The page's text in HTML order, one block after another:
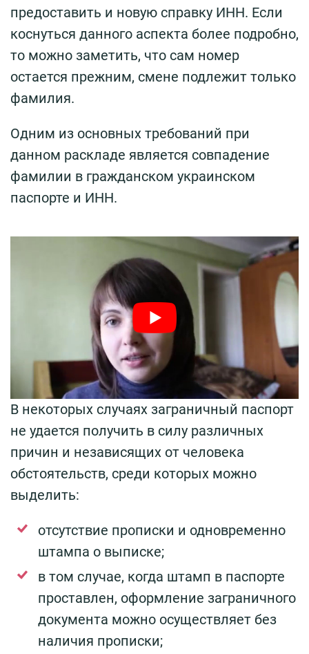
предоставить и новую справку ИНН. Если
коснуться данного аспекта более подробно,
то можно заметить, что сам номер
остается прежним, смене подлежит только
фамилия.
Одним из основных требований при
данном раскладе является совпадение
фамилии в гражданском украинском
паспорте и ИНН.
В некоторых случаях заграничный паспорт
не удается получить в силу различных
причин и независящих от человека
обстоятельств, среди которых можно
выделить:
отсутствие прописки и одновременно
штампа о выписке;
в том случае, когда штамп в паспорте
проставлен, оформление заграничного
документа можно осуществляет без
наличия прописки;